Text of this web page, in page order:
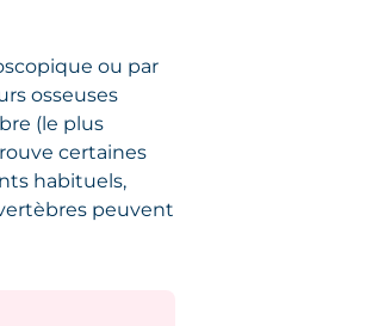
ou par
osseuses
(le plus
certaines
habituels,
peuvent